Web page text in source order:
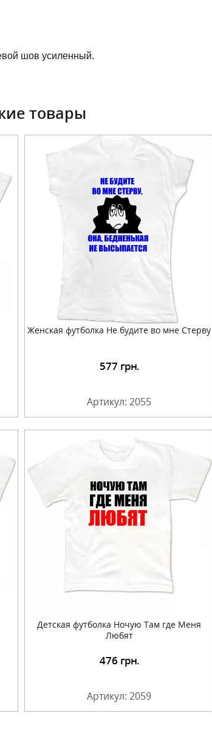
шов усиленный.
товары
Женская футболка Не будите во мне Стерву
577 грн.
Артикул: 2055
Подробнее
Детская футболка Ночую Там где Меня
Любят
476 грн.
Артикул: 2059
Подробнее